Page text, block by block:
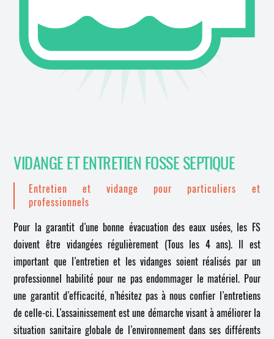
VIDANGE ET ENTRETIEN FOSSE SEPTIQUE
Entretien et vidange pour particuliers et
professionnels
Pour la garantit d’une bonne évacuation des eaux usées, les FS
doivent être vidangées régulièrement (Tous les 4 ans). Il est
important que l’entretien et les vidanges soient réalisés par un
professionnel habilité pour ne pas endommager le matériel. Pour
une garantit d’efficacité, n’hésitez pas à nous confier l’entretiens
de celle-ci. L’assainissement est une démarche visant à améliorer la
situation sanitaire globale de l’environnement dans ses différents